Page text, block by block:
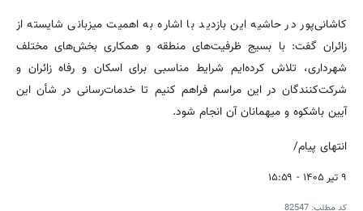
کاشانی‌پور در حاشیه این بازدید با اشاره به اهمیت میزبانی شایسته از
زائران گفت: با بسیج ظرفیت‌های منطقه و همکاری بخش‌های مختلف
شهرداری، تلاش کرده‌ایم شرایط مناسبی برای اسکان و رفاه زائران و
شرکت‌کنندگان در این مراسم فراهم کنیم تا خدمات‌رسانی در شأن این
آیین باشکوه و میهمانان آن انجام شود.
انتهای پیام/
۹ تیر ۱۴۰۵ - ۱۵:۵۹
کد مطلب: 82547